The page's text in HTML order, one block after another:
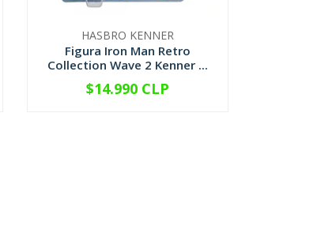
HASBRO KENNER
Figura Iron Man Retro
Collection Wave 2 Kenner ...
+
$14.990 CLP